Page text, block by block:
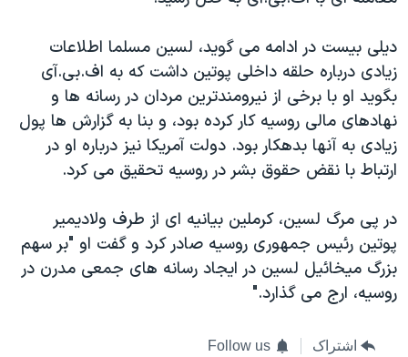
دیلی بیست در ادامه می گوید، لسین مسلما اطلاعات
زیادی درباره حلقه داخلی پوتین داشت که به اف.بی.آی
بگوید او با برخی از نیرومندترین مردان در رسانه ها و
نهادهای مالی روسیه کار کرده بود، و بنا به گزارش ها پول
زیادی به آنها بدهکار بود. دولت آمریکا نیز درباره او در
ارتباط با نقض حقوق بشر در روسیه تحقیق می کرد.
در پی مرگ لسین، کرملین بیانیه ای از طرف ولادیمیر
پوتین رئیس جمهوری روسیه صادر کرد و گفت او "بر سهم
بزرگ میخائیل لسین در ایجاد رسانه های جمعی مدرن در
روسیه، ارج می گذارد."
اشتراک Follow us